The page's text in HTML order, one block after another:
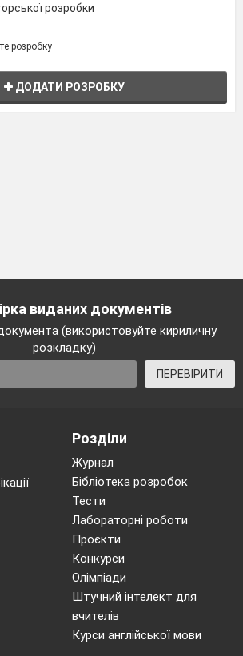
розробки
розробку
ДОДАТИ РОЗРОБКУ
виданих документів
(використовуйте кириличну
розкладку)
ПЕРЕВІРИТИ
Розділи
Журнал
Бібліотека розробок
Тести
Лабораторні роботи
Проєкти
Конкурси
Олімпіади
Штучний інтелект для
вчителів
Курси англійської мови